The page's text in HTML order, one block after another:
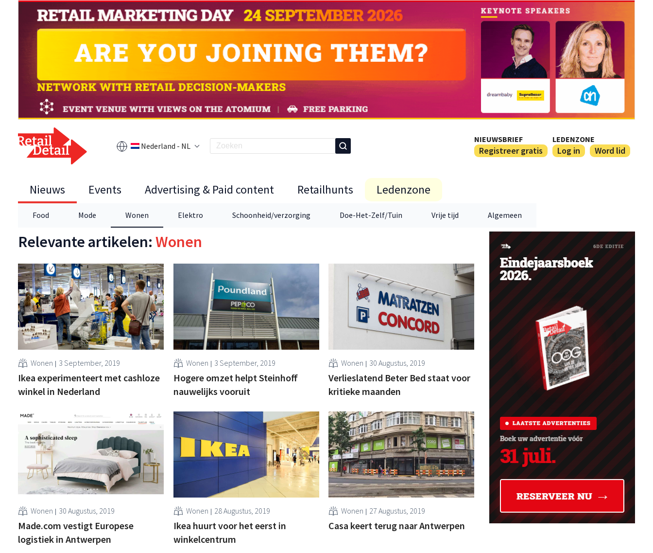
Nederland - NL
NIEUWSBRIEF
Registreer gratis
LEDENZONE
Log in Word lid
Nieuws
Food Mode Wonen Elektro Schoonheid/verzorging Doe-Het-Zelf/Tuin Vrije tijd Algemeen
Events Advertising & Paid content Retailhunts Ledenzone
Relevante artikelen: Wonen
Wonen 3 September, 2019
Ikea experimenteert met cashloze
winkel in Nederland
Wonen 3 September, 2019
Hogere omzet helpt Steinhoff
nauwelijks vooruit
Wonen 30 Augustus, 2019
Verlieslatend Beter Bed staat voor
kritieke maanden
Wonen 30 Augustus, 2019
Made.com vestigt Europese
logistiek in Antwerpen
Wonen 28 Augustus, 2019
Ikea huurt voor het eerst in
winkelcentrum
Wonen 27 Augustus, 2019
Casa keert terug naar Antwerpen